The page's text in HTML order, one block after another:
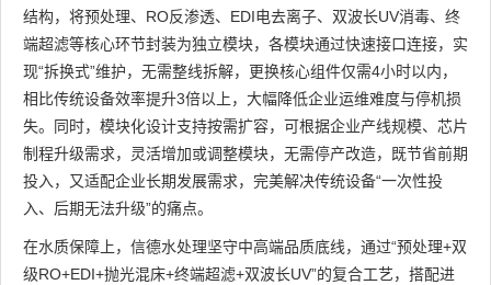
结构，将预处理、RO反渗透、EDI电去离子、双波长UV消毒、终
端超滤等核心环节封装为独立模块，各模块通过快速接口连接，实
现“拆换式”维护，无需整线拆解，更换核心组件仅需4小时以内，
相比传统设备效率提升3倍以上，大幅降低企业运维难度与停机损
失。同时，模块化设计支持按需扩容，可根据企业产线规模、芯片
制程升级需求，灵活增加或调整模块，无需停产改造，既节省前期
投入，又适配企业长期发展需求，完美解决传统设备“一次性投
入、后期无法升级”的痛点。
在水质保障上，信德水处理坚守中高端品质底线，通过“预处理+双
级RO+EDI+抛光混床+终端超滤+双波长UV”的复合工艺，搭配进